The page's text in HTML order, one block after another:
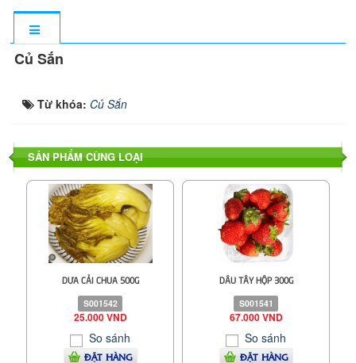
Củ Sắn
Từ khóa: Củ Sắn
SẢN PHẨM CÙNG LOẠI
DƯA CẢI CHUA 500G
S001542
25.000 VND
So sánh
ĐẶT HÀNG
DÂU TÂY HỘP 300G
S001541
67.000 VND
So sánh
ĐẶT HÀNG